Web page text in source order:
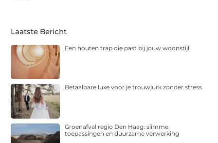
Laatste Bericht
Een houten trap die past bij jouw woonstijl
Betaalbare luxe voor je trouwjurk zonder stress
Groenafval regio Den Haag: slimme
toepassingen en duurzame verwerking